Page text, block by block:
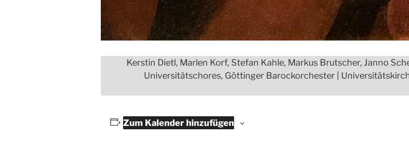
Kerstin Dietl, Marlen Korf, Stefan Kahle, Markus Brutscher, Janno
Universitätschores, Göttinger Barockorchester |
Zum Kalender hinzufügen